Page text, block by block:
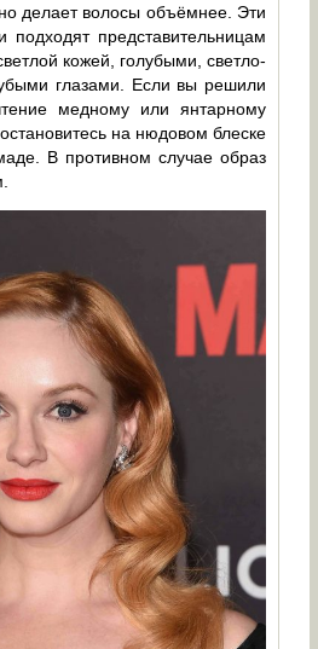
делает волосы объёмнее. Эти
подходят представительницам
кожей, голубыми, светло-
глазами. Если вы решили
медному или янтарному
на нюдовом блеске
В противном случае образ